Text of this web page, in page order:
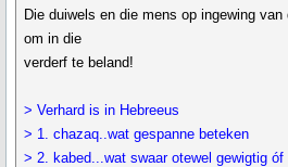
Die duiwels en die mens op ingewing
om in die
verderf te beland!
> Verhard is in Hebreeus
> 1. chazaq..wat gespanne beteken
> 2. kabed...wat swaar otewel gewigtig óf